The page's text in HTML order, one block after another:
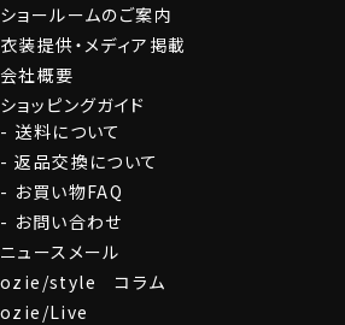
ショールームのご案内
衣装提供・メディア掲載
会社概要
ショッピングガイド
送料について
返品交換について
お買い物FAQ
お問い合わせ
ニュースメール
ozie/style コラム
ozie/Live